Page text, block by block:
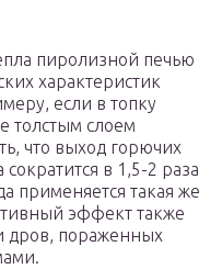
пиролизной печью
характеристик
если в топку
толстым слоем
что выход горючих
в 1,5-2 раза
применяется такая же
эффект также
дров, пораженных